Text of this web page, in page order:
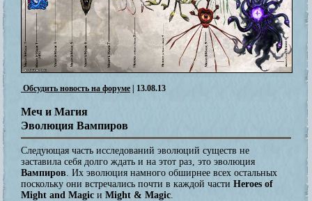
Обсудить новость на форуме | 13.08.13
Меч и Магия
Эволюция Вампиров
Следующая часть исследований эволюций существ не
заставила себя долго ждать и на этот раз, это эволюция
Вампиров . Их эволюция намного обширнее всех остальных
поскольку они встречались почти в каждой части Heroes of
Might and Magic и Might & Magic